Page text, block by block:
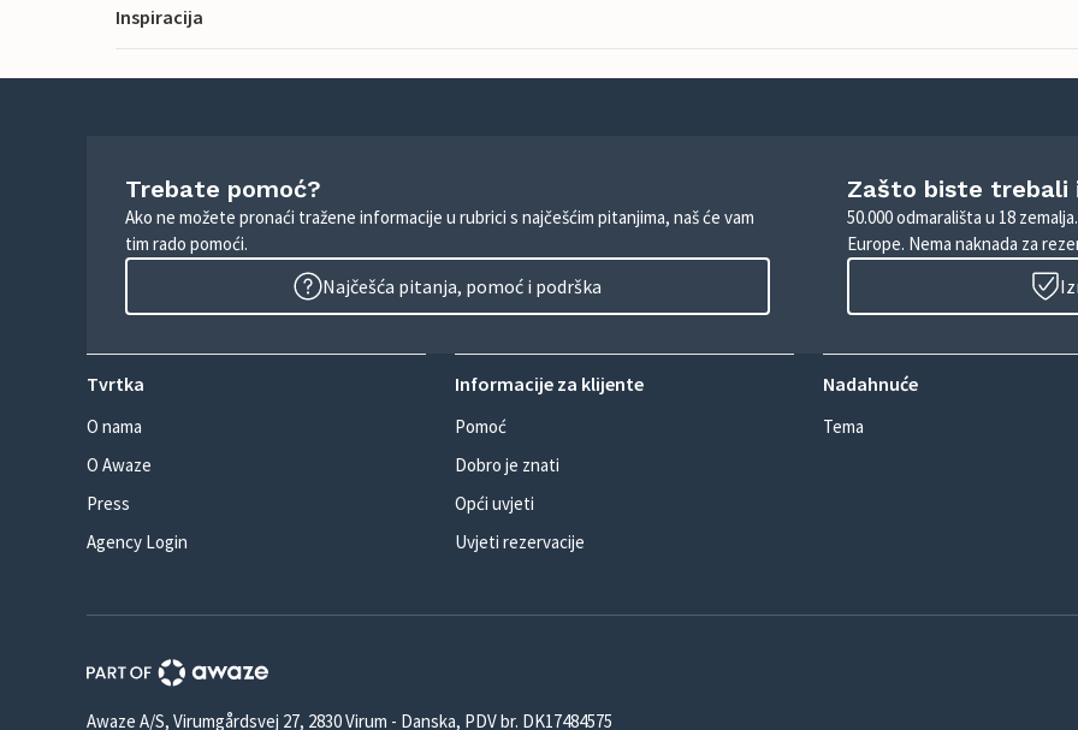
Inspiracija
Trebate pomoć?
Ako ne možete pronaći tražene informacije u rubrici s najčešćim pitanjima, naš će vam
tim rado pomoći.
Najčešća pitanja, pomoć i podrška
Zašto biste trebali
50.000 odmarališta u 18
Europe. Nema naknada za
Tvrtka
O nama
O Awaze
Press
Agency Login
Informacije za klijente
Pomoć
Dobro je znati
Opći uvjeti
Uvjeti rezervacije
Nadahnuće
Tema
Awaze A/S, Virumgårdsvej 27, 2830 Virum - Danska, PDV br. DK17484575